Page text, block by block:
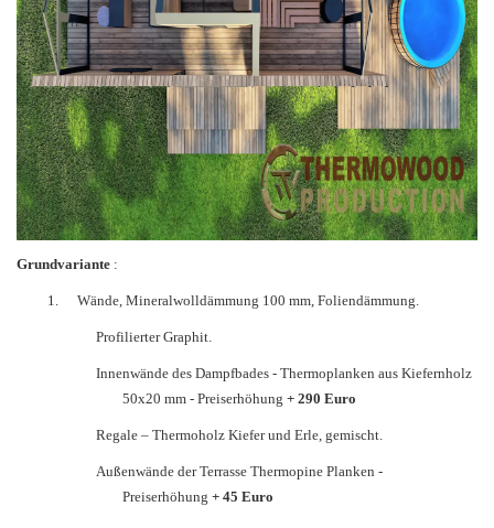
Grundvariante :
1. Wände, Mineralwolldämmung 100 mm, Foliendämmung.
Profilierter Graphit.
Innenwände des Dampfbades - Thermoplanken aus Kiefernholz
50x20 mm - Preiserhöhung + 290 Euro
Regale – Thermoholz Kiefer und Erle, gemischt.
Außenwände der Terrasse Thermopine Planken -
Preiserhöhung + 45 Euro